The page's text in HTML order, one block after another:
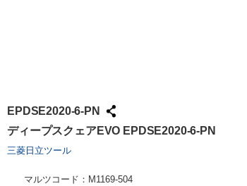
EPDSE2020-6-PN
ディープスクェアEVO EPDSE2020-6-PN
三菱日立ツール
マルツコード： M1169-504